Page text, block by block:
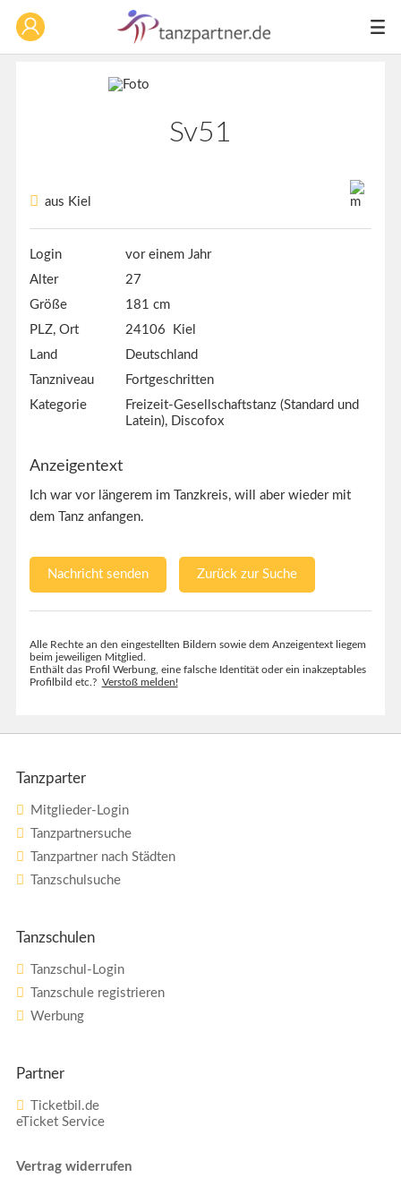
Sv51
aus Kiel
Login
vor einem Jahr
Alter
27
Größe
181 cm
PLZ, Ort
24106 Kiel
Land
Deutschland
Tanzniveau
Fortgeschritten
Kategorie
Freizeit-Gesellschaftstanz (Standard und
Latein), Discofox
Anzeigentext
Ich war vor längerem im Tanzkreis, will aber wieder mit
dem Tanz anfangen.
Nachricht senden Zurück zur Suche
Alle Rechte an den eingestellten Bildern sowie dem Anzeigentext liegem
beim jeweiligen Mitglied.
Enthält das Profil Werbung, eine falsche Identität oder ein inakzeptables
Profilbild etc.? Verstoß melden!
Tanzparter
Mitglieder-Login
Tanzpartnersuche
Tanzpartner nach Städten
Tanzschulsuche
Tanzschulen
Tanzschul-Login
Tanzschule registrieren
Werbung
Partner
Ticketbil.de
eTicket Service
Vertrag widerrufen